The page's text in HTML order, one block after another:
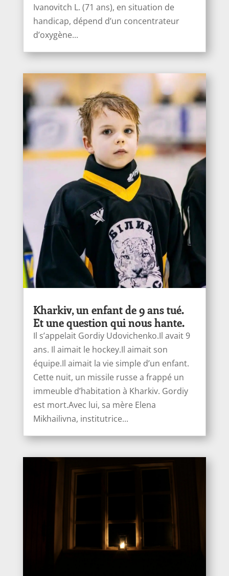
Ivanоvitch L. (71 ans), en situation de
handicap, dépend d’un concentrateur
d’oxygène...
Kharkiv, un enfant de 9 ans tué.
Et une question qui nous hante.
Il s’appelait Gordiy Udovichenko.Il avait 9
ans. Il aimait le hockey.Il aimait son
équipe.Il aimait la vie simple d’un enfant.
Cette nuit, un missile russe a frappé un
immeuble d’habitation à Kharkiv. Gordiy
est mort.Avec lui, sa mère Elena
Mikhailivna, institutrice...